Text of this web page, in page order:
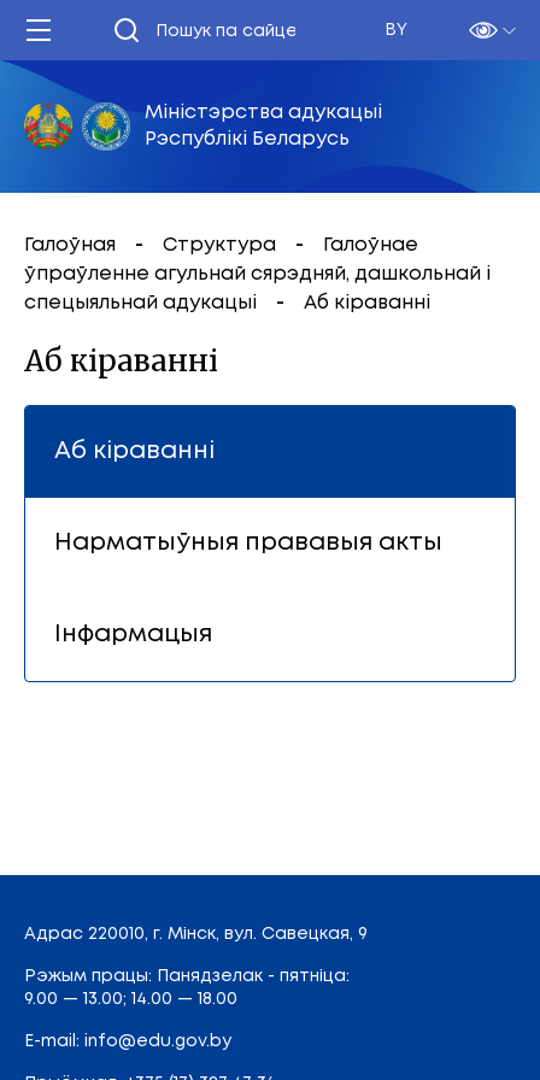
BY
Міністэрства адукацыі
Рэспублікі Беларусь
Галоўная Структура
Галоўнае
ўпраўленне агульнай сярэдняй, дашкольнай і
спецыяльнай адукацыі
Аб кіраванні
Аб кіраванні
Аб кіраванні
Нарматыўныя прававыя акты
Інфармацыя
Адрас 220010, г. Мінск, вул. Савецкая, 9
Рэжым працы: Панядзелак - пятніца:
9.00 — 13.00; 14.00 — 18.00
E-mail: info@edu.gov.by